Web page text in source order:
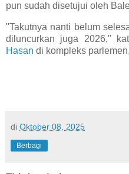
pun sudah disetujui oleh
"Takutnya nanti belum
diluncurkan juga 2026,"
Hasan di kompleks
di Oktober 08, 2025
Berbagi